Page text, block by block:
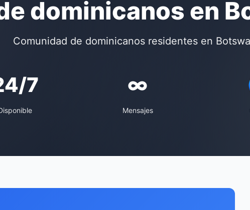
dominicanos en
Comunidad de dominicanos residentes en
7 ∞
Mensajes